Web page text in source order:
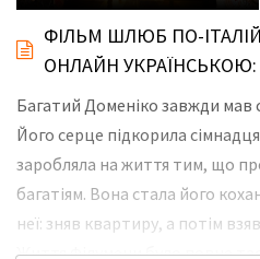
ФІЛЬМ ШЛЮБ ПО-
ОНЛАЙН УКРАЇНСЬКОЮ:
Багатий Доменіко завжди мав
Його серце підкорила
заробляла на життя тим, що
багатіям. Вона стала його
неї: зняв квартиру, а потім
Життя Філумени було повне